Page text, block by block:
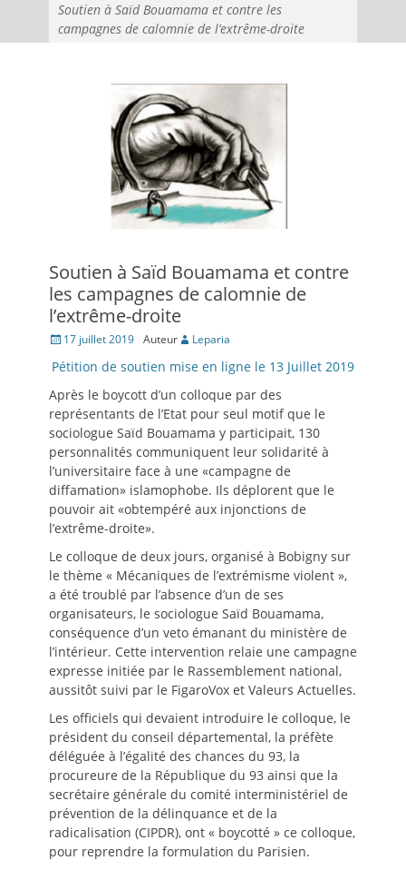
Soutien à Saïd Bouamama et contre les
campagnes de calomnie de l’extrême-droite
Soutien à Saïd Bouamama et contre
les campagnes de calomnie de
l’extrême-droite
Posté17 juillet 2019 Auteur Leparia
Pétition de soutien mise en ligne le 13 Juillet 2019
Après le boycott d’un colloque par des
représentants de l’Etat pour seul motif que le
sociologue Saïd Bouamama y participait, 130
personnalités communiquent leur solidarité à
l’universitaire face à une «campagne de
diffamation» islamophobe. Ils déplorent que le
pouvoir ait «obtempéré aux injonctions de
l’extrême-droite».
Le colloque de deux jours, organisé à Bobigny sur
le thème « Mécaniques de l’extrémisme violent »,
a été troublé par l’absence d’un de ses
organisateurs, le sociologue Saïd Bouamama,
conséquence d’un veto émanant du ministère de
l’intérieur. Cette intervention relaie une campagne
expresse initiée par le Rassemblement national,
aussitôt suivi par le FigaroVox et Valeurs Actuelles.
Les officiels qui devaient introduire le colloque, le
président du conseil départemental, la préfète
déléguée à l’égalité des chances du 93, la
procureure de la République du 93 ainsi que la
secrétaire générale du comité interministériel de
prévention de la délinquance et de la
radicalisation (CIPDR), ont « boycotté » ce colloque,
pour reprendre la formulation du Parisien.